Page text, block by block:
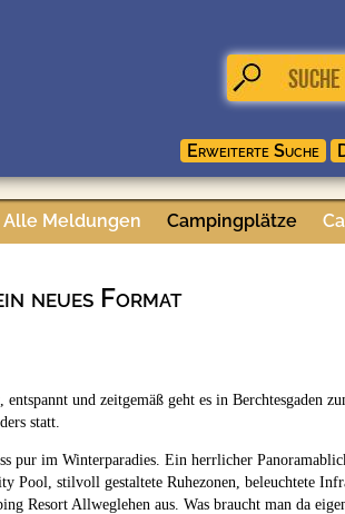
Alle Meldungen Campingplätze
neues Format
entspannt und zeitgemäß geht es in Berchtesgaden
statt.
pur im Winterparadies. Ein herrlicher
Pool, stilvoll gestaltete Ruhezonen, beleuchtete
Resort Allweglehen aus. Was braucht man da